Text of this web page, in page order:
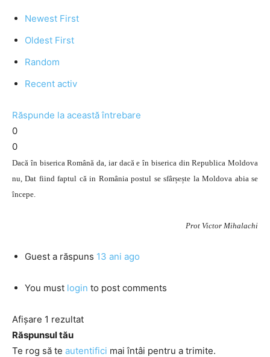
Newest First
Oldest First
Random
Recent activ
Răspunde la această întrebare
0
0
Dacă în biserica Română da, iar dacă e în biserica din Republica Moldova
nu, Dat fiind faptul că in România postul se sfârșește la Moldova abia se
începe.
Prot Victor Mihalachi
Guest a răspuns 13 ani ago
You must login to post comments
Afișare 1 rezultat
Răspunsul tău
Te rog să te autentifici mai întâi pentru a trimite.